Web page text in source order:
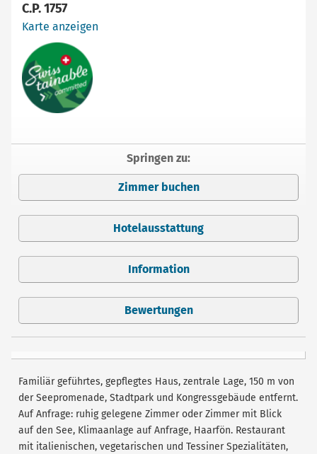
C.P. 1757
Karte anzeigen
Springen zu:
Zimmer buchen
Hotelausstattung
Information
Bewertungen
Familiär geführtes, gepflegtes Haus, zentrale Lage, 150 m von
der Seepromenade, Stadtpark und Kongressgebäude entfernt.
Auf Anfrage: ruhig gelegene Zimmer oder Zimmer mit Blick
auf den See, Klimaanlage auf Anfrage, Haarfön. Restaurant
mit italienischen, vegetarischen und Tessiner Spezialitäten,